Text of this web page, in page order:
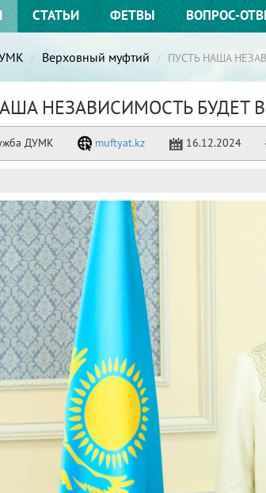
СТАТЬИ ФЕТВЫ ВОПРОС-
Верховный муфтий ПУСТЬ НАША
НЕЗАВИСИМОСТЬ БУДЕТ
ДУМК muftyat.kz 16.12.2024